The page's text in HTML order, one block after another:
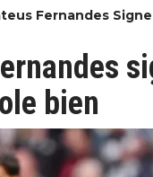
Fernandes
bien